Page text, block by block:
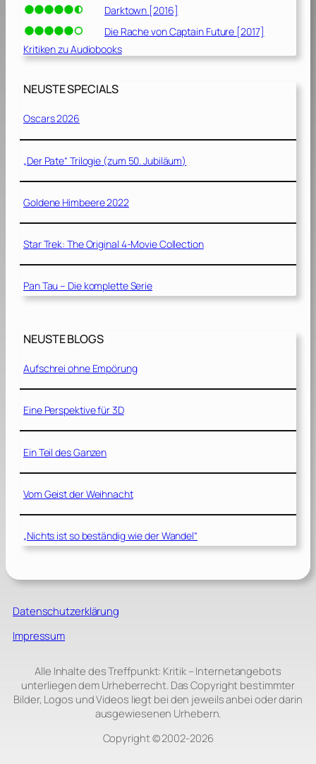
Darktown [2016]
Die Rache von Captain Future [2017]
Kritiken zu Audiobooks
NEUSTE SPECIALS
Oscars 2026
„Der Pate“ Trilogie (zum 50. Jubiläum)
Goldene Himbeere 2022
Star Trek: The Original 4-Movie Collection
Pan Tau – Die komplette Serie
NEUSTE BLOGS
Aufschrei ohne Empörung
Eine Perspektive für 3D
Ein Teil des Ganzen
Vom Geist der Weihnacht
„Nichts ist so beständig wie der Wandel“
Datenschutzerklärung
Impressum
Alle Inhalte des Treffpunkt: Kritik – Internetangebots
unterliegen dem Urheberrecht. Das Copyright bestimmter
Bilder, Logos und Videos liegt bei den jeweils anbei oder darin
ausgewiesenen Urhebern.
Copyright © 2002‑2026